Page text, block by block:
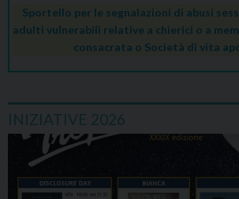
Sportello per le segnalazioni di abusi
adulti vulnerabili relative a chierici o a
consacrata o Società di vita
INIZIATIVE 2026